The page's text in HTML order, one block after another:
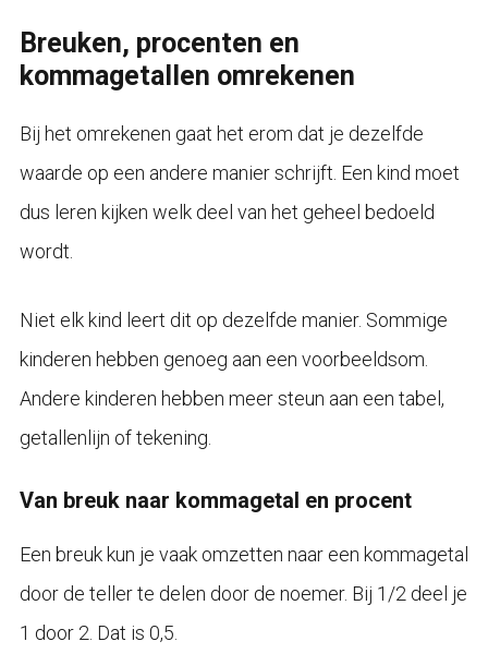
Breuken, procenten en
kommagetallen omrekenen
Bij het omrekenen gaat het erom dat je dezelfde
waarde op een andere manier schrijft. Een kind moet
dus leren kijken welk deel van het geheel bedoeld
wordt.
Niet elk kind leert dit op dezelfde manier. Sommige
kinderen hebben genoeg aan een voorbeeldsom.
Andere kinderen hebben meer steun aan een tabel,
getallenlijn of tekening.
Van breuk naar kommagetal en procent
Een breuk kun je vaak omzetten naar een kommagetal
door de teller te delen door de noemer. Bij 1/2 deel je
1 door 2. Dat is 0,5.